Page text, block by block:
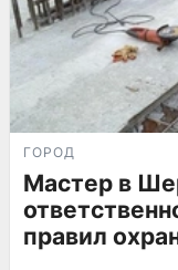
ГОРОД
Мастер в
правил